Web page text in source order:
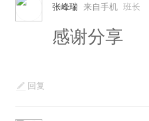
张峰瑞 来自手机 班长
感谢分享
回复